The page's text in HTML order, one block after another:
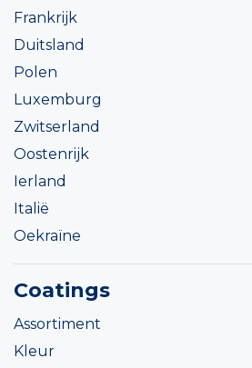
Frankrijk
Duitsland
Polen
Luxemburg
Zwitserland
Oostenrijk
Ierland
Italië
Oekraïne
Coatings
Assortiment
Kleur